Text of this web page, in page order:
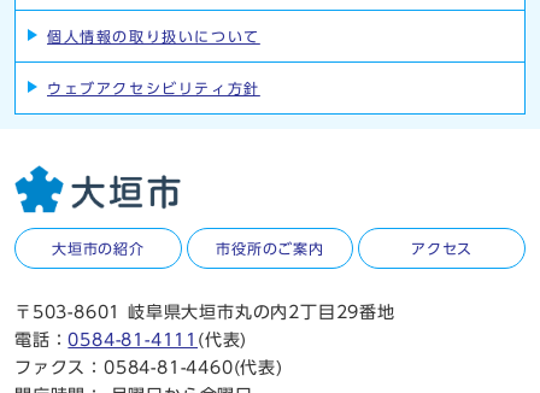
個人情報の取り扱いについて
ウェブアクセシビリティ方針
大垣市の紹介 市役所のご案内 アクセス
〒503-8601 岐阜県大垣市丸の内2丁目29番地
電話：0584-81-4111 (代表)
ファクス：0584-81-4460(代表)